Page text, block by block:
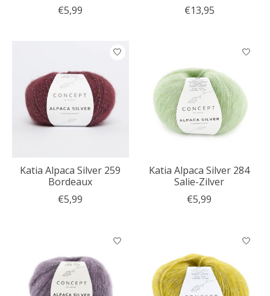
€5,99
€13,95
Katia Alpaca Silver 259
Bordeaux
€5,99
Katia Alpaca Silver 284
Salie-Zilver
€5,99